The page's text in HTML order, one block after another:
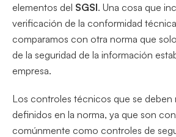
elementos del SGSI. Una cosa que
verificación de la conformidad
comparamos con otra norma que
de la seguridad de la información
empresa.
Los controles técnicos que se deben
definidos en la norma, ya que son
comúnmente como controles de